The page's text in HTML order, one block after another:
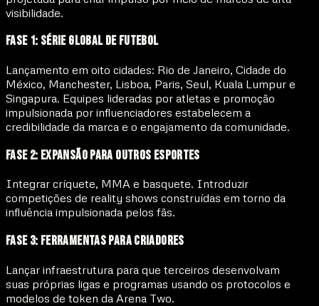
visibilidade.
Fase 1: Série Global de Futebol
Lançamento em oito cidades: Rio de Janeiro, Cidade do
México, Manchester, Lisboa, Paris, Seul, Kuala Lumpur e
Singapura. Equipes lideradas por atletas e promoção
impulsionada por influenciadores estabelecem a
credibilidade da marca e o engajamento da comunidade.
Fase 2: Expansão para Outros Esportes
Integrar críquete, MMA e basquete. Introduzir
competições de reality shows construídas em torno da
influência impulsionada pelos fãs.
Fase 3: Ferramentas para Criadores
Lançar infraestrutura para que terceiros desenvolvam
suas próprias ligas e programas usando os protocolos e
modelos de token da Arena Two.